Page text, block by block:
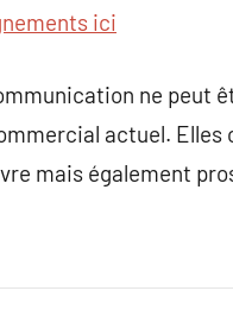
ici
ne peut
actuel.
mais également